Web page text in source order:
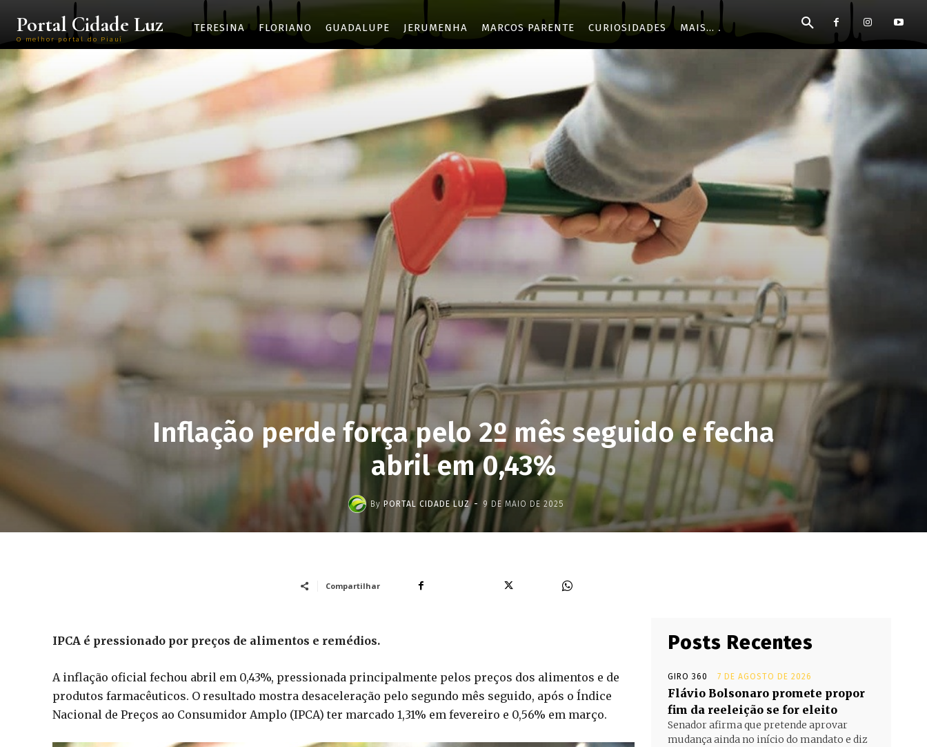
Portal Cidade Luz
O melhor portal do Piauí
TERESINA FLORIANO GUADALUPE JERUMENHA MARCOS PARENTE CURIOSIDADES MAIS...
Inflação perde força pelo 2º mês seguido e fecha
abril em 0,43%
By PORTAL CIDADE LUZ - 9 DE MAIO DE 2025
Compartilhar
IPCA é pressionado por preços de alimentos e remédios.
A inflação oficial fechou abril em 0,43%, pressionada principalmente pelos preços dos alimentos e de
produtos farmacêuticos. O resultado mostra desaceleração pelo segundo mês seguido, após o Índice
Nacional de Preços ao Consumidor Amplo (IPCA) ter marcado 1,31% em fevereiro e 0,56% em março.
Posts Recentes
GIRO 360 7 DE AGOSTO DE 2026
Flávio Bolsonaro promete propor
fim da reeleição se for eleito
Senador afirma que pretende aprovar
mudança ainda no início do mandato e diz